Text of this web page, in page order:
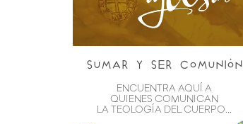
sumar y ser comunión
ENCUENTRA AQUÍ A
QUIENES COMUNICAN
LA TEOLOGÍA DEL CUERPO...